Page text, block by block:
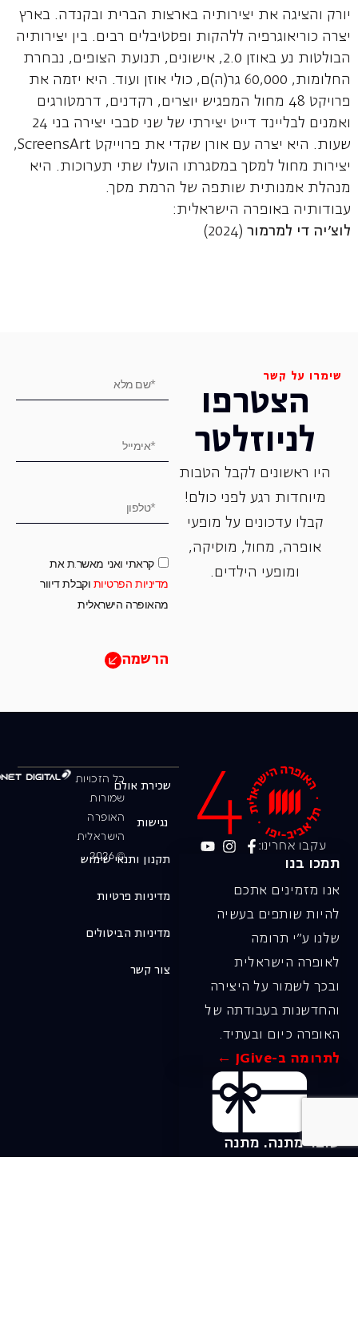
יורק והציגה את יצירותיה בארצות הברית ובקנדה. בארץ
יצרה כוריאוגרפיה ללהקות ופסטיבלים רבים. בין יצירותיה
הבולטות נע באוזן 2.0, אישונים, תנועת הצופים, נבחרת
החלומות, 60,000 גר(ה)ם, כולי אוזן ועוד. היא יזמה את
פרויקט 48 מחול המפגיש יוצרים, רקדנים, דרמטורגים
ואמנים לבליינד דייט יצירתי של שני סבבי יצירה בני 24
שעות. היא יצרה עם אורן שקדי את פרוייקט ScreensArt,
יצירות מחול למסך במסגרתו הועלו שתי תערוכות. היא
מנהלת אמנותית שותפה של הרמת מסך.
עבודותיה באופרה הישראלית:
לוצ'יה די למרמור(2024)
שימרו על קשר
הצטרפו
לניוזלטר
היו ראשונים לקבל הטבות
מיוחדות רגע לפני כולם!
קבלו עדכונים על מופעי
אופרה, ‏מחול, ‏מוסיקה,
ומופעי הילדים.
קראתי ואני מאשר.ת את
מדיניות הפרטיות וקבלת דיוור
מהאופרה הישראלית
הרשמה
עקבו אחרינו:
תמכו בנו
אנו מזמינים אתכם
להיות שותפים בעשיה
שלנו ע"י תרומה
לאופרה הישראלית
ובכך לשמור על היצירה
והחדשנות בעבודתה של
האופרה כיום ובעתיד.
לתרומה ב-JGive ←
שובר מתנה. מתנה
כל הזכויות
שמורות
האופרה
הישראלית
© 2026
שכירת אולם
נגישות
תקנון ותנאי שימוש
מדיניות פרטיות
מדיניות הביטולים
צור קשר